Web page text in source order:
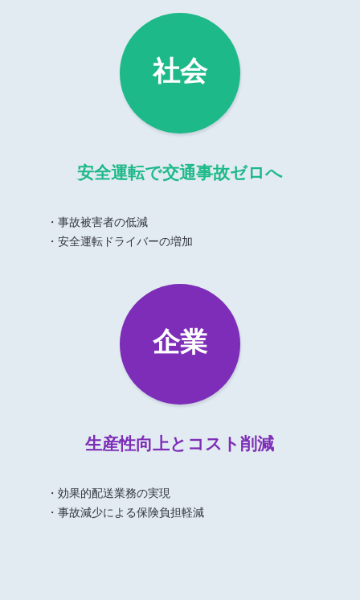
社会
安全運転で交通事故ゼロへ
・事故被害者の低減
・安全運転ドライバーの増加
企業
生産性向上とコスト削減
・効果的配送業務の実現
・事故減少による保険負担軽減